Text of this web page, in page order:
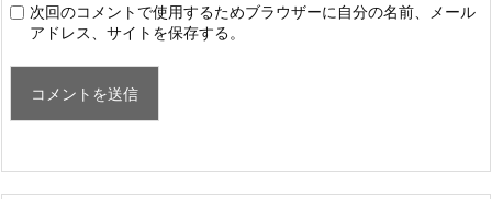
次回のコメントで使用するためブラウザーに自分の名前、メール
アドレス、サイトを保存する。